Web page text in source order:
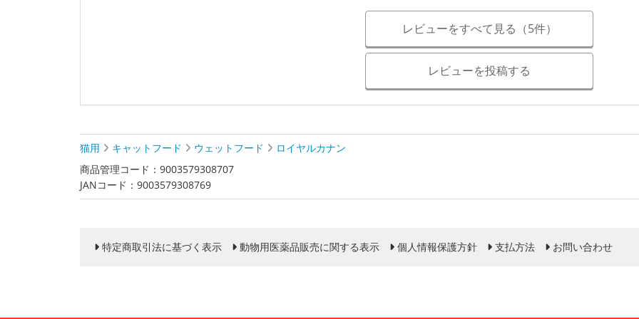
レビューをすべて見る（5件）
レビューを投稿する
猫用 キャットフード ウェットフード
ロイヤルカナン
商品管理コード：9003579308707
JANコード：9003579308769
特定商取引法に基づく表示 動物用医薬品販売に関する表示 個人情報保護方針 支払方法 お問い合わせ